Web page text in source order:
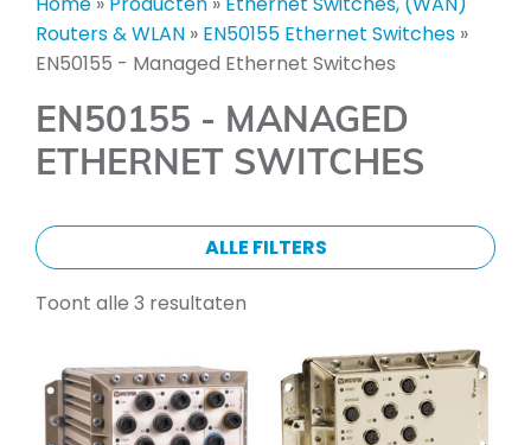
Routers & WLAN » EN50155 Ethernet Switches »
EN50155 - Managed Ethernet Switches
EN50155 - MANAGED
ETHERNET SWITCHES
ALLE FILTERS
Toont alle 3 resultaten